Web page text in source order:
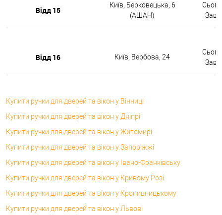
Відд 15
Київ, Берковецька, 6
(АШАН)
Відд 16 Київ, Вербова, 24
Купити ручки для дверей та вікон у Вінниці
Купити ручки для дверей та вікон у Дніпрі
Купити ручки для дверей та вікон у Житомирі
Купити ручки для дверей та вікон у Запоріжжі
Купити ручки для дверей та вікон у Івано-Франківську
Купити ручки для дверей та вікон у Кривому Розі
Купити ручки для дверей та вікон у Кропивницькому
Купити ручки для дверей та вікон у Львові